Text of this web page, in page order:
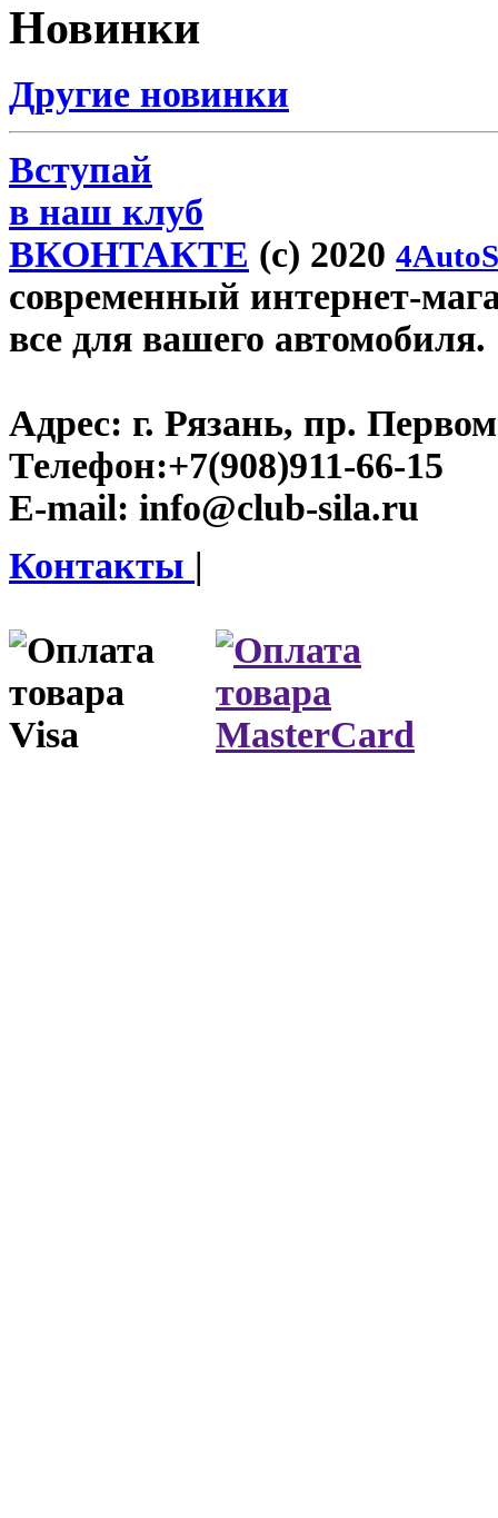
Новинки
Другие новинки
Вступай
в наш клуб
ВКОНТАКТЕ (c) 2020
современный интернет-
все для вашего автомобиля.
Адрес: г. Рязань, пр.
Телефон:+7(908)911-66-15
E-mail: info@club-sila.ru
Контакты |